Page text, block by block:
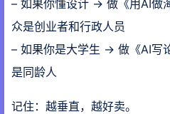
– 如果你懂设计 → 做《用AI做
众是创业者和行政人员
– 如果你是大学生 → 做《AI写
是同龄人
记住：越垂直，越好卖。